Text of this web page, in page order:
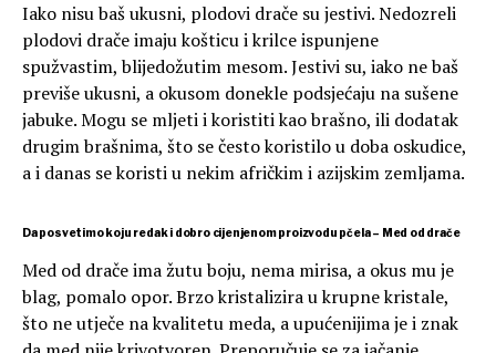
Iako nisu baš ukusni, plodovi drače su jestivi. Nedozreli
plodovi drače imaju košticu i krilce ispunjene
spužvastim, blijedožutim mesom. Jestivi su, iako ne baš
previše ukusni, a okusom donekle podsjećaju na sušene
jabuke. Mogu se mljeti i koristiti kao brašno, ili dodatak
drugim brašnima, što se često koristilo u doba oskudice,
a i danas se koristi u nekim afričkim i azijskim zemljama.
Da posvetimo koju redak i dobro cijenjenom proizvodu pčela – Med od drače
Med od drače ima žutu boju, nema mirisa, a okus mu je
blag, pomalo opor. Brzo kristalizira u krupne kristale,
što ne utječe na kvalitetu meda, a upućenijima je i znak